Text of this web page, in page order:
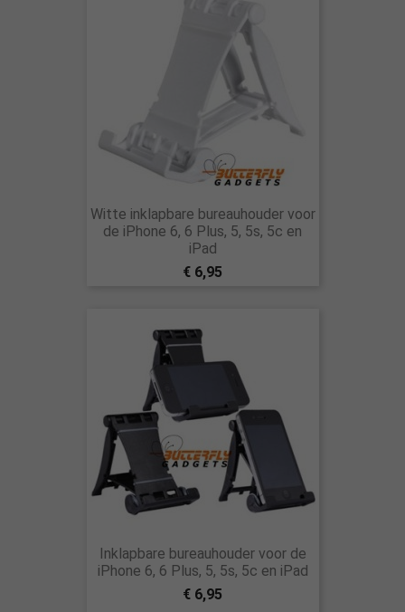
Witte inklapbare bureauhouder voor
de iPhone 6, 6 Plus, 5, 5s, 5c en
iPad
€ 6,95
Inklapbare bureauhouder voor de
iPhone 6, 6 Plus, 5, 5s, 5c en iPad
€ 6,95